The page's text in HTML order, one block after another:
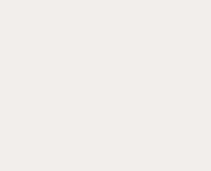
ベックス リベル ベビーカー / キャンディピンク cybex